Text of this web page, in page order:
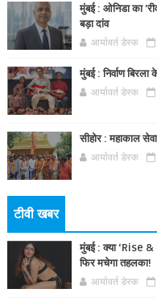
मुंबई : ओनिडा का
बड़ा दांव
आर्यावर्त डेस्क
मुंबई : निर्वाण
आर्यावर्त डेस्क
सीहोर : महाकाल
आर्यावर्त डेस्क
टीवी खबर
मुंबई : क्या ‘Rise &
फिर मचेगा तहलका!
आर्यावर्त डेस्क